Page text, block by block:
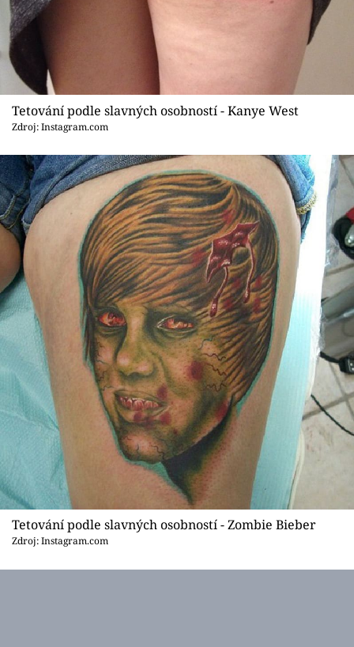
Sledujte prima+
Přihlášení
Sledujte nás
Tetování podle slavných osobností - Kanye West
Zdroj: Instagram.com
Tetování podle slavných osobností - Zombie Bieber
Zdroj: Instagram.com